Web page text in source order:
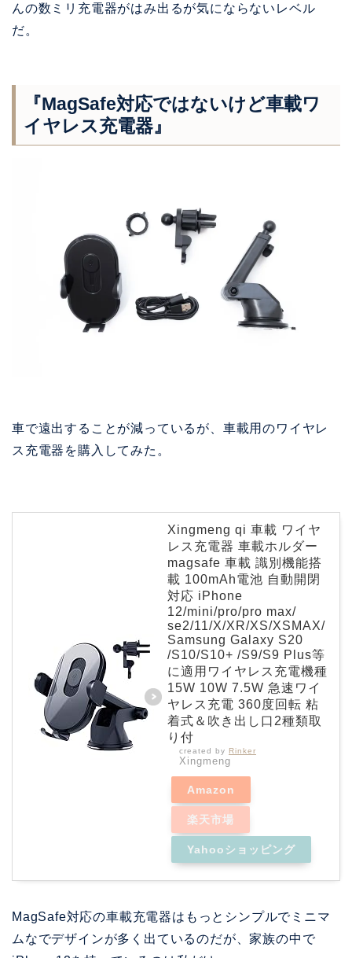
んの数ミリ充電器がはみ出るが気にならないレベル
だ。
『MagSafe対応ではないけど車載ワ
イヤレス充電器』
車で遠出することが減っているが、車載用のワイヤレ
ス充電器を購入してみた。
Xingmeng qi 車載 ワイヤ
レス充電器 車載ホルダー
magsafe 車載 識別機能搭
載 100mAh電池 自動開閉
対応 iPhone
12/mini/pro/pro max/
se2/11/X/XR/XS/XSMAX/
Samsung Galaxy S20
/S10/S10+ /S9/S9 Plus等
に適用ワイヤレス充電機種
15W 10W 7.5W 急速ワイ
ヤレス充電 360度回転 粘
着式＆吹き出し口2種類取
り付
created by Rinker
Xingmeng
Amazon
楽天市場
Yahooショッピング
MagSafe対応の車載充電器はもっとシンプルでミニマ
ムなでデザインが多く出ているのだが、家族の中で